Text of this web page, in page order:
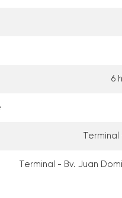
6
Terminal - Bv. Juan